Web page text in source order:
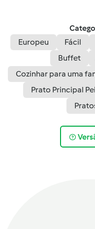
Europeu
Fácil
Buffet
Cozinhar para uma
Prato Principal